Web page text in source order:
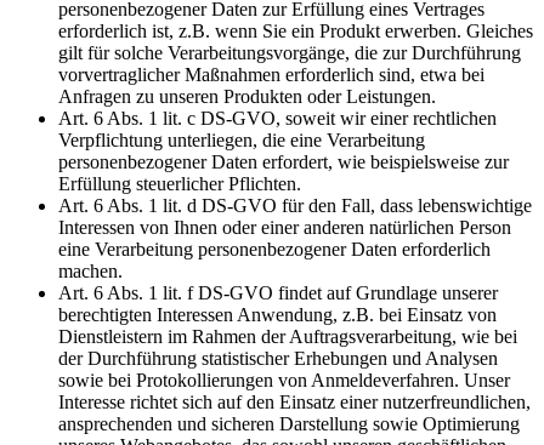
personenbezogener Daten zur Erfüllung eines Vertrages
erforderlich ist, z.B. wenn Sie ein Produkt erwerben. Gleiches
gilt für solche Verarbeitungsvorgänge, die zur Durchführung
vorvertraglicher Maßnahmen erforderlich sind, etwa bei
Anfragen zu unseren Produkten oder Leistungen.
Art. 6 Abs. 1 lit. c DS-GVO, soweit wir einer rechtlichen
Verpflichtung unterliegen, die eine Verarbeitung
personenbezogener Daten erfordert, wie beispielsweise zur
Erfüllung steuerlicher Pflichten.
Art. 6 Abs. 1 lit. d DS-GVO für den Fall, dass lebenswichtige
Interessen von Ihnen oder einer anderen natürlichen Person
eine Verarbeitung personenbezogener Daten erforderlich
machen.
Art. 6 Abs. 1 lit. f DS-GVO findet auf Grundlage unserer
berechtigten Interessen Anwendung, z.B. bei Einsatz von
Dienstleistern im Rahmen der Auftragsverarbeitung, wie bei
der Durchführung statistischer Erhebungen und Analysen
sowie bei Protokollierungen von Anmeldeverfahren. Unser
Interesse richtet sich auf den Einsatz einer nutzerfreundlichen,
ansprechenden und sicheren Darstellung sowie Optimierung